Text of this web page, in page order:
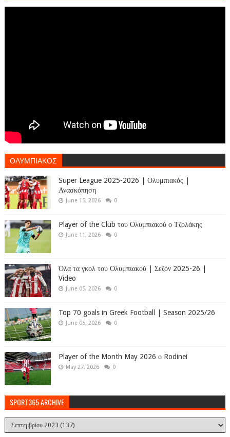
ΟΛΥΜΠΙΑΚΟΣ
Super League 2025-2026 | Ολυμπιακός |
Ανασκόπηση
June 15, 2026 0
Player of the Club του Ολυμπιακού ο Τζολάκης
June 11, 2026 0
Όλα τα γκολ του Ολυμπιακού | Σεζόν 2025-26 |
Video
June 05, 2026 0
Top 70 goals in Greek Football | Season 2025/26
June 05, 2026 0
Player of the Month May 2026 ο Rodinei
May 27, 2026 0
SPORT365 ARCHIVE